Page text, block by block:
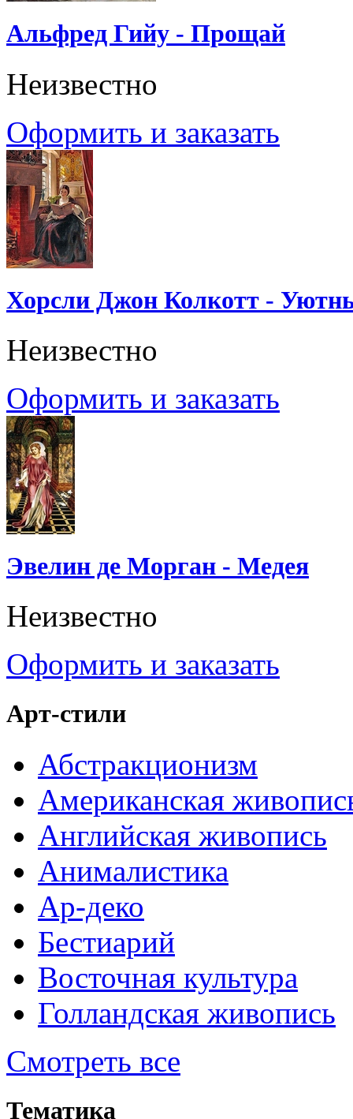
Альфред Гийу - Прощай
Неизвестно
Оформить и заказать
Хорсли Джон Колкотт -
Неизвестно
Оформить и заказать
Эвелин де Морган - Медея
Неизвестно
Оформить и заказать
Арт-стили
Абстракционизм
Американская
Английская живопись
Анималистика
Ар-деко
Бестиарий
Восточная культура
Голландская живопись
Смотреть все
Тематика